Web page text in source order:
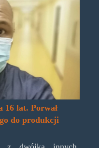
16 lat. Porwał
do produkcji